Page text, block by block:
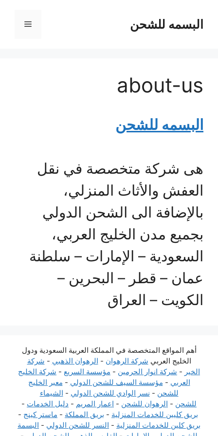
المحتوىالبسمه للشحن القائمة
about-us
البسمه للشحن
هى شركة متخصصة في نقل
العفش والأثاث المنزلي،
بالإضافة الى الشحن الدولي
بجميع مدن الخليج العربي،
السعودية – الإمارات – سلطنة
عمان – قطر – البحرين –
الكويت – العراق
أهم المواقع المتخصصة في المملكة العربية السعودية ودول
الخليج العربي شركة الرهوان - الرهوان الذهبي - شركة
الخير - شركة انوار الحرمين - مؤسسة السريع - شركة الخليج
العربي - مؤسسة السيف للشحن الدولي - معبر الخليج
للشحن - نسر الوادي للشحن الدولي - الشيماء
للشحن - الرهوان للشحن - اعمار المريم - دليل الخدمات -
بريق كليين للخدمات المنزلية - بريق المملكة - ماستر كينج -
بريق كلين للخدمات المنزلية - النسر للشحن الدولي - البسمة